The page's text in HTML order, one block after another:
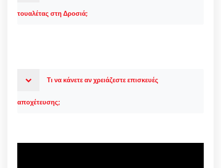
τουαλέτας στη Δροσιά;
Τι να κάνετε αν χρειάζεστε επισκευές
αποχέτευσης;